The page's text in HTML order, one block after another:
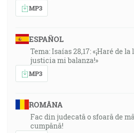
MP3
ESPAÑOL
Tema: Isaías 28,17: «¡Haré de
justicia mi balanza!»
MP3
ROMÂNA
Fac din judecată o sfoară de
cumpănă!